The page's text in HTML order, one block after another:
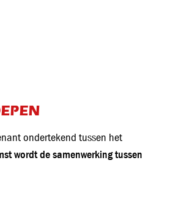
ondertekend tussen het
wordt de samenwerking tussen